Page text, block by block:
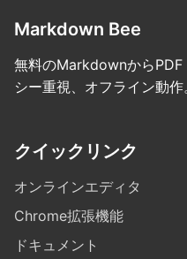
Markdown Bee
無料のMarkdownから
シー重視、オフライン動作
クイックリンク
オンラインエディタ
Chrome拡張機能
ドキュメント